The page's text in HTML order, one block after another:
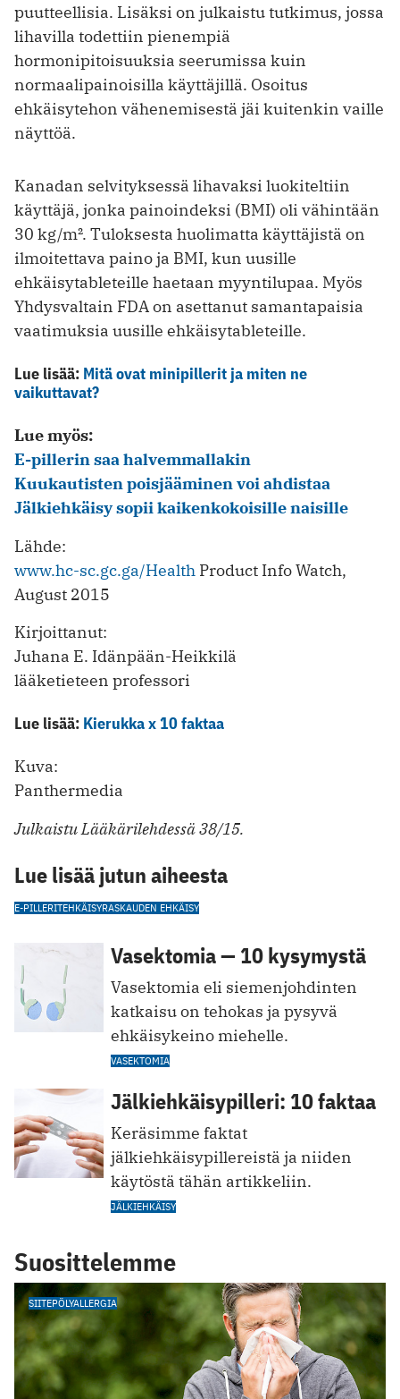
puutteellisia. Lisäksi on julkaistu tutkimus, jossa
lihavilla todettiin pienempiä
hormonipitoisuuksia seerumissa kuin
normaalipainoisilla käyttäjillä. Osoitus
ehkäisytehon vähenemisestä jäi kuitenkin vaille
näyttöä.
Kanadan selvityksessä lihavaksi luokiteltiin
käyttäjä, jonka painoindeksi (BMI) oli vähintään
30 kg/m². Tuloksesta huolimatta käyttäjistä on
ilmoitettava paino ja BMI, kun uusille
ehkäisytableteille haetaan myyntilupaa. Myös
Yhdysvaltain FDA on asettanut samantapaisia
vaatimuksia uusille ehkäisytableteille.
Lue lisää: Mitä ovat minipillerit ja miten ne
vaikuttavat?
Lue myös:
E-pillerin saa halvemmallakin
Kuukautisten poisjääminen voi ahdistaa
Jälkiehkäisy sopii kaikenkokoisille naisille
Lähde:
www.hc-sc.gc.ga/Health Product Info Watch,
August 2015
Kirjoittanut:
Juhana E. Idänpään-Heikkilä
lääketieteen professori
Lue lisää: Kierukka x 10 faktaa
Kuva:
Panthermedia
Julkaistu Lääkärilehdessä 38/15.
Lue lisää jutun aiheesta
E-PILLERITEHKÄISYRASKAUDEN EHKÄISY
Vasektomia — 10 kysymystä
Vasektomia eli siemenjohdinten
katkaisu on tehokas ja pysyvä
ehkäisykeino miehelle.
VASEKTOMIA
Jälkiehkäisypilleri: 10 faktaa
Keräsimme faktat
jälkiehkäisypillereistä ja niiden
käytöstä tähän artikkeliin.
JÄLKIEHKÄISY
Suosittelemme
SIITEPÖLYALLERGIA